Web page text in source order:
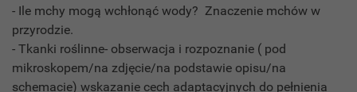
- Ile mchy mogą wchłonąć wody? Znaczenie mchów w
przyrodzie.
- Tkanki roślinne- obserwacja i rozpoznanie ( pod
mikroskopem/na zdjęcie/na podstawie opisu/na
schemacie) wskazanie cech adaptacyjnych do pełnienia